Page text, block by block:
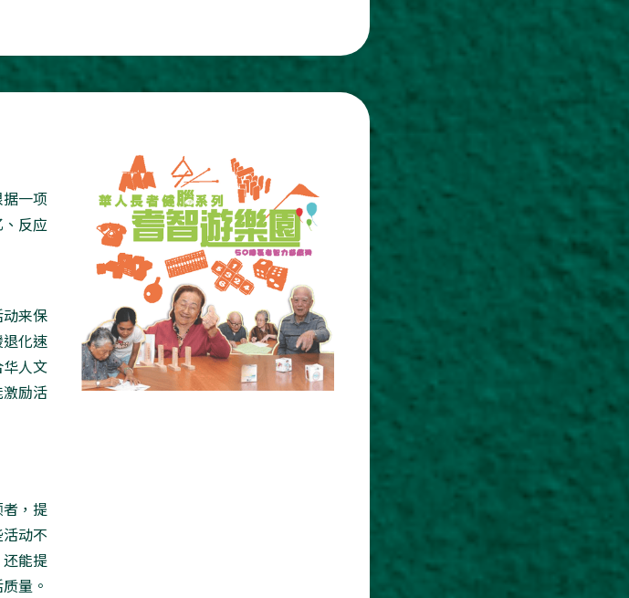
一项
反应
来保
化速
人文
励活
，提
动不
能提
量。